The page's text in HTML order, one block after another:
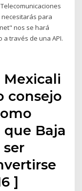
necesitarás para
nos se hará
a través de una API.
consejo
Baja
]